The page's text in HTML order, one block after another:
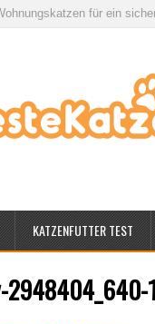
für ein sicheres
KATZENFUTTER TEST